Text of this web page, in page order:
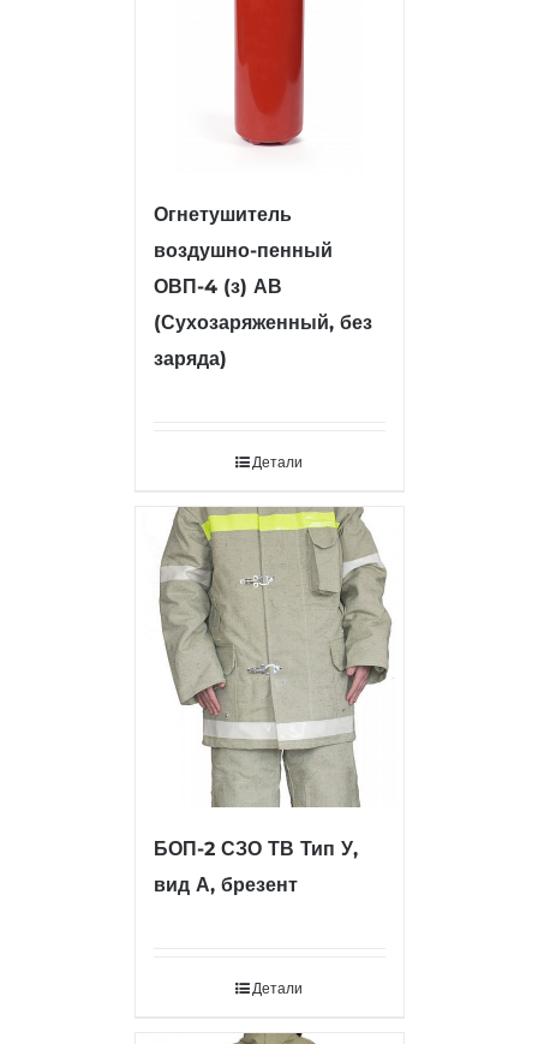
Огнетушитель
воздушно-пенный
ОВП-4 (з) АВ
(Сухозаряженный, без
заряда)
Детали
БОП-2 СЗО ТВ Тип У,
вид А, брезент
Детали